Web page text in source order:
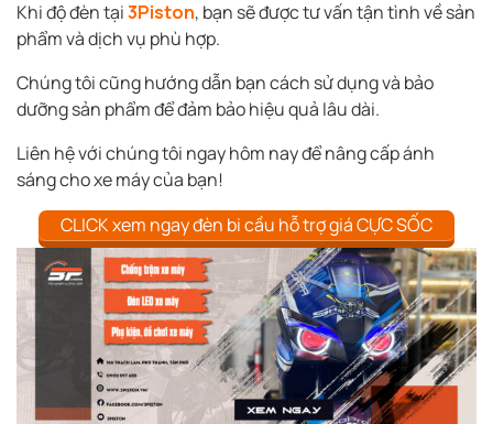
Khi độ đèn tại3Piston, bạn sẽ được tư vấn tận tình về sản
phẩm và dịch vụ phù hợp.
Chúng tôi cũng hướng dẫn bạn cách sử dụng và bảo
dưỡng sản phẩm để đảm bảo hiệu quả lâu dài.
Liên hệ với chúng tôi ngay hôm nay để nâng cấp ánh
sáng cho xe máy của bạn!
CLICK xem ngay đèn bi cầu hỗ trợ giá CỰC SỐC